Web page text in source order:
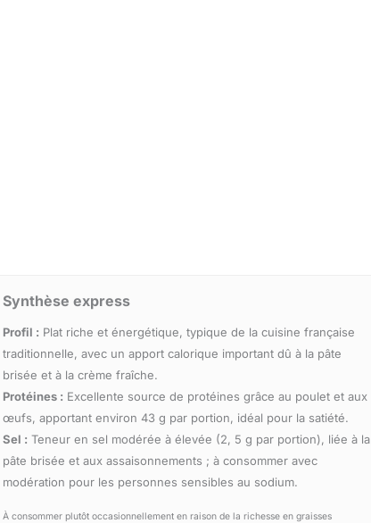
Synthèse express
Profil : Plat riche et énergétique, typique de la cuisine française
traditionnelle, avec un apport calorique important dû à la pâte
brisée et à la crème fraîche.
Protéines : Excellente source de protéines grâce au poulet et aux
œufs, apportant environ 43 g par portion, idéal pour la satiété.
Sel : Teneur en sel modérée à élevée (2, 5 g par portion), liée à la
pâte brisée et aux assaisonnements ; à consommer avec
modération pour les personnes sensibles au sodium.
À consommer plutôt occasionnellement en raison de la richesse en graisses